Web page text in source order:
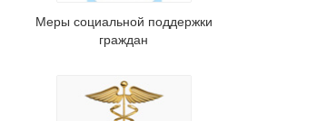
Меры социальной поддержки
граждан